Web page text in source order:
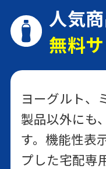
カラダ
ヨー
カラ
森永
お悩み
栄養成
人気
無料
ヨーグルト、
製品以外にも
す。機能性表
プした宅配専